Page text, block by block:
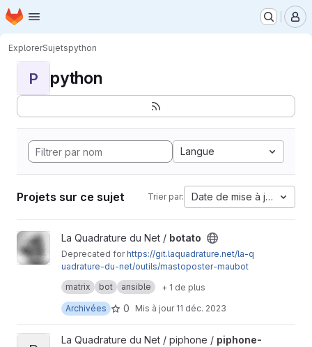
Passer au contenu principal
Page d'accueil
ExplorerSujetspython
P python
Langue
Projets sur ce sujet Trier par: Date de mise à jour
Afficher le projet botato
La Quadrature du Net / botato
Deprecated forhttps://git.laquadrature.net/la-q
uadrature-du-net/outils/mastoposter-maubot
Was a Matrix bot to control a Mastodon account
via a group tchat
matrix bot ansible
+ 1 de plus
Archivées
0 Mis à jour 11 déc. 2023
Afficher le projet piphone-sip
La Quadrature du Net / piphone / piphone-